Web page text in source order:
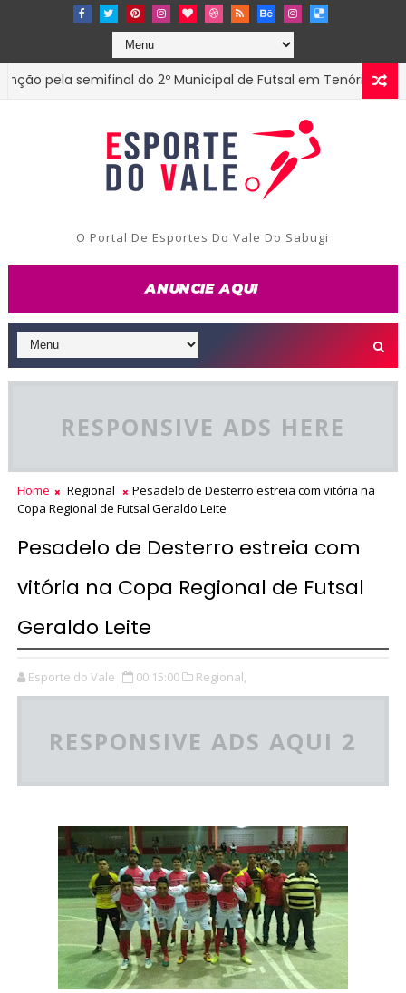
semifinal do 2º Municipal de Futsal em Tenório-PB
O Portal De Esportes Do Vale Do Sabugi
RESPONSIVE ADS HERE
Home Regional
Pesadelo de Desterro estreia com vitória na
Copa Regional de Futsal Geraldo Leite
Pesadelo de Desterro estreia com
vitória na Copa Regional de Futsal
Geraldo Leite
Esporte do Vale 00:15:00 Regional,
RESPONSIVE ADS AQUI 2